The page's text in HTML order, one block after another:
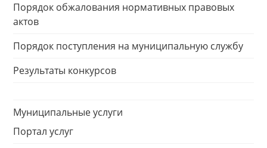
Порядок обжалования нормативных правовых
актов
Порядок поступления на муниципальную службу
Результаты конкурсов
Муниципальные услуги
Портал услуг